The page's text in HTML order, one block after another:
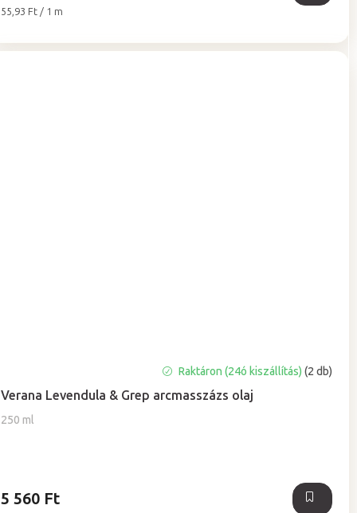
Egységár:
55,93 Ft / 1 m
Verana Levendula & Grep arcmasszázs olaj
250 ml
Raktáron (24ó kiszállítás) (2 db)
5 560 Ft